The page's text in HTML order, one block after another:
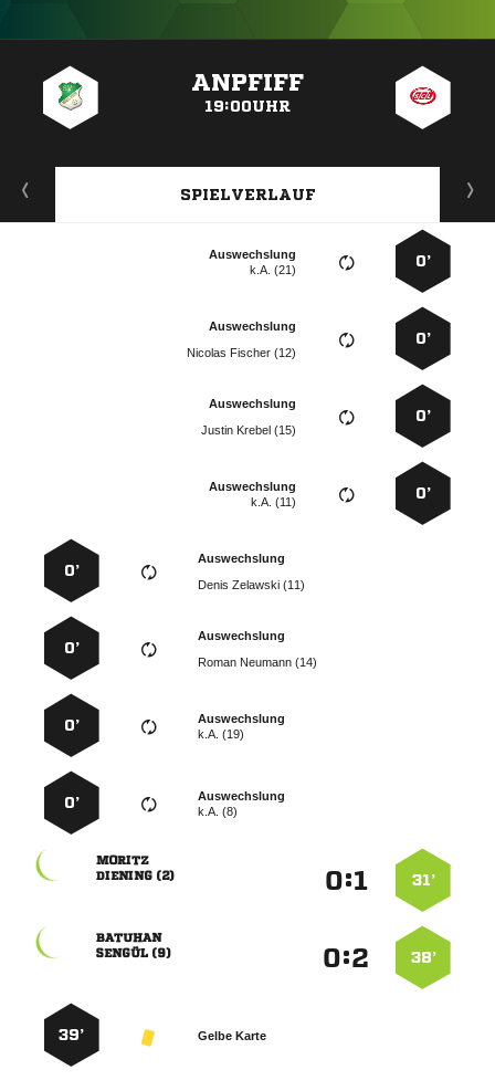
ANPFIFF
19:00UHR
SPIELVERLAUF
0’
Auswechslung
k.A. (21)
0’
Auswechslung
  
0’
Auswechslung
  
0’
Auswechslung
k.A. (11)
Auswechslung
  
0’
Auswechslung
  
0’
Auswechslung
k.A. (19)
0’
Auswechslung
k.A. (8)
0’
31’
:

 
38’
:

 
Gelbe Karte
39’